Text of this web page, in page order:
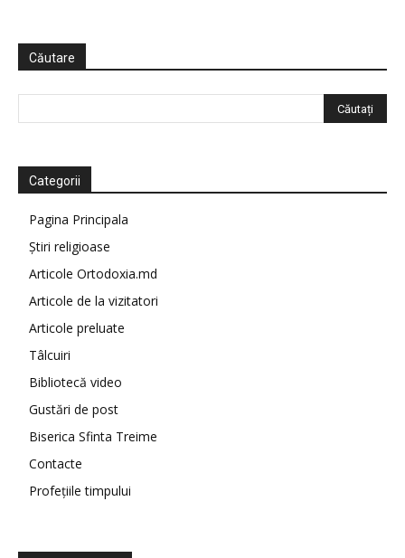
Căutare
Categorii
Pagina Principala
Știri religioase
Articole Ortodoxia.md
Articole de la vizitatori
Articole preluate
Tâlcuiri
Bibliotecă video
Gustări de post
Biserica Sfinta Treime
Contacte
Profețiile timpului